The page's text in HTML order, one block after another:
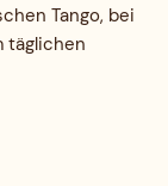
Tango, bei
täglichen